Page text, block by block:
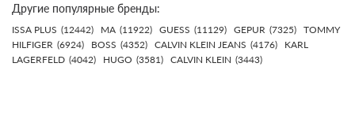
Другие популярные бренды:
ISSA PLUS (12442) MA (11922) GUESS (11129) GEPUR (7325) TOMMY
HILFIGER (6924) BOSS (4352) CALVIN KLEIN JEANS (4176)
KARL
LAGERFELD (4042) HUGO (3581) CALVIN KLEIN (3443)